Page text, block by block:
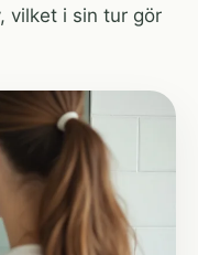
vilket i sin tur gör